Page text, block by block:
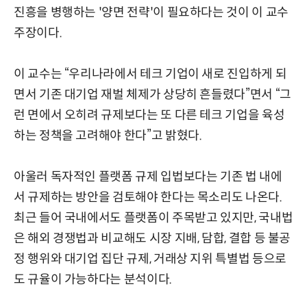
진흥을 병행하는 '양면 전략'이 필요하다는 것이 이 교수
주장이다.
이 교수는 “우리나라에서 테크 기업이 새로 진입하게 되
면서 기존 대기업 재벌 체제가 상당히 흔들렸다”면서 “그
런 면에서 오히려 규제보다는 또 다른 테크 기업을 육성
하는 정책을 고려해야 한다”고 밝혔다.
아울러 독자적인 플랫폼 규제 입법보다는 기존 법 내에
서 규제하는 방안을 검토해야 한다는 목소리도 나온다.
최근 들어 국내에서도 플랫폼이 주목받고 있지만, 국내법
은 해외 경쟁법과 비교해도 시장 지배, 담합, 결합 등 불공
정 행위와 대기업 집단 규제, 거래상 지위 특별법 등으로
도 규율이 가능하다는 분석이다.